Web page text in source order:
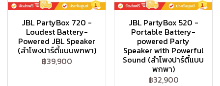
JBL PartyBox 720 -
Loudest Battery-
Powered JBL Speaker
(ลำโพงปาร์ตี้แบบพกพา)
฿39,900
JBL PartyBox 520 -
Portable Battery-
powered Party
Speaker with Powerful
Sound (ลำโพงปาร์ตี้แบบ
พกพา)
฿32,900